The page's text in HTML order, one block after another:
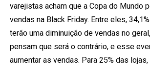
varejistas acham que a Copa do Mundo
vendas na Black Friday. Entre eles,
terão uma diminuição de vendas no
pensam que será o contrário, e esse
aumentar as vendas. Para 25% das